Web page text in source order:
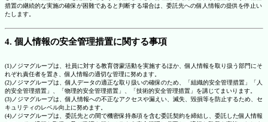
措置の継続的な実施の確保が困難であると判断する場合は、委託先への個人情報の提供を停止い
たします。
4. 個人情報の安全管理措置に関する事項
(1)ノジマグループは、社員に対する教育啓蒙活動を実施するほか、個人情報を取り扱う部門にそ
れぞれ責任者を置き、個人情報の適切な管理に努めます。
(2)ノジマグループは、個人データの適正な取り扱いの確保のため、「組織的安全管理措置」「人
的安全管理措置」、「物理的安全管理措置」、「技術的安全管理措置」を講じてまいります。
(3)ノジマグループは、個人情報への不正なアクセスや漏えい、滅失、毀損等を防止するため、セ
キュリティのレベル向上に努めます。
(4)ノジマグループは、委託先との間で機密保持条項を含む委託契約を締結し、委託した個人情報